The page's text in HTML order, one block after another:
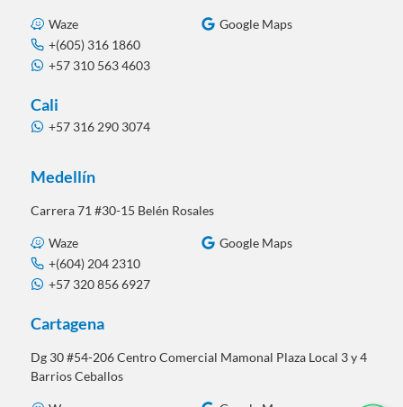
Waze
Google Maps
+(605) 316 1860
+57 310 563 4603
Cali
+57 316 290 3074
Medellín
Carrera 71 #30-15 Belén Rosales
Waze
Google Maps
+(604) 204 2310
+57 320 856 6927
Cartagena
Dg 30 #54-206 Centro Comercial Mamonal Plaza Local 3 y 4
Barrios Ceballos